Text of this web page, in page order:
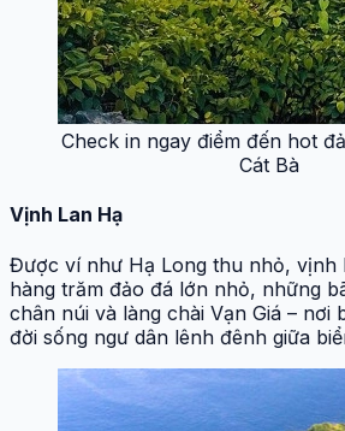
Check in ngay điểm đến hot
Cát Bà
Vịnh Lan Hạ
Được ví như Hạ Long thu nhỏ, vịnh
hàng trăm đảo đá lớn nhỏ, những
chân núi và làng chài Vạn Giá – nơi
đời sống ngư dân lênh đênh giữa